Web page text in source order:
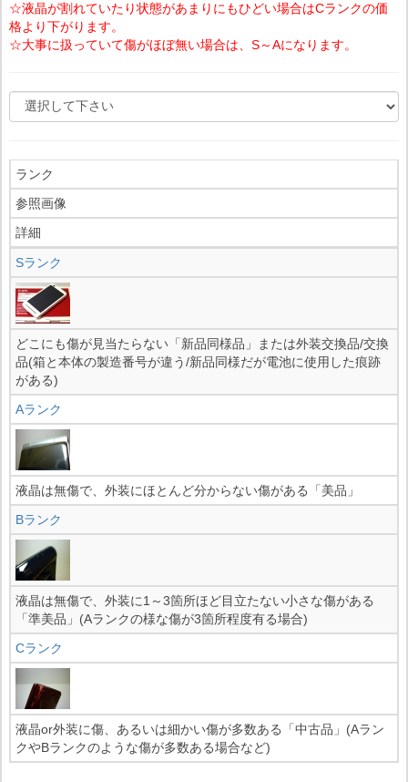
☆液晶が割れていたり状態があまりにもひどい場合はCランクの価
格より下がります。
☆大事に扱っていて傷がほぼ無い場合は、S～Aになります。
ランク
参照画像
詳細
Sランク
どこにも傷が見当たらない「新品同様品」または外装交換品/交換
品(箱と本体の製造番号が違う/新品同様だが電池に使用した痕跡
がある)
Aランク
液晶は無傷で、外装にほとんど分からない傷がある「美品」
Bランク
液晶は無傷で、外装に1～3箇所ほど目立たない小さな傷がある
「準美品」(Aランクの様な傷が3箇所程度有る場合)
Cランク
液晶or外装に傷、あるいは細かい傷が多数ある「中古品」(Aラン
クやBランクのような傷が多数ある場合など)